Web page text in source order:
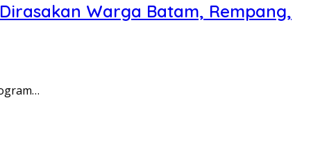
Warga Batam, Rempang,